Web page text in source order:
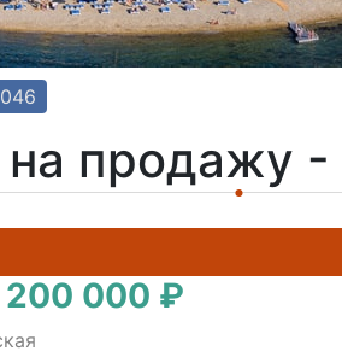
на продажу
200 000 ₽